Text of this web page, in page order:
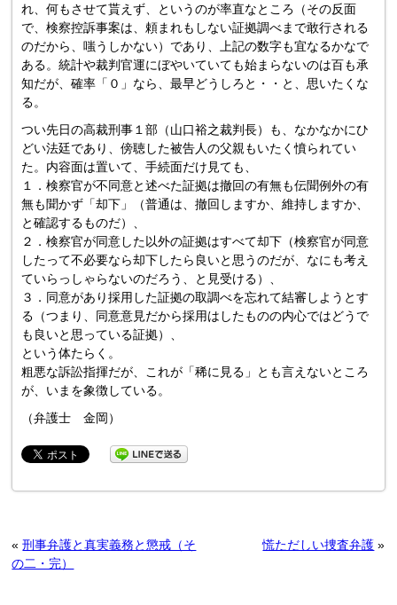
れ、何もさせて貰えず、というのが率直なところ（その反面
で、検察控訴事案は、頼まれもしない証拠調べまで敢行される
のだから、嗤うしかない）であり、上記の数字も宜なるかなで
ある。統計や裁判官運にぼやいていても始まらないのは百も承
知だが、確率「０」なら、最早どうしろと・・と、思いたくな
る。
つい先日の高裁刑事１部（山口裕之裁判長）も、なかなかにひ
どい法廷であり、傍聴した被告人の父親もいたく憤られてい
た。内容面は置いて、手続面だけ見ても、
１．検察官が不同意と述べた証拠は撤回の有無も伝聞例外の有
無も聞かず「却下」（普通は、撤回しますか、維持しますか、
と確認するものだ）、
２．検察官が同意した以外の証拠はすべて却下（検察官が同意
したって不必要なら却下したら良いと思うのだが、なにも考え
ていらっしゃらないのだろう、と見受ける）、
３．同意があり採用した証拠の取調べを忘れて結審しようとす
る（つまり、同意意見だから採用はしたものの内心ではどうで
も良いと思っている証拠）、
という体たらく。
粗悪な訴訟指揮だが、これが「稀に見る」とも言えないところ
が、いまを象徴している。
（弁護士 金岡）
«刑事弁護と真実義務と懲戒（そ
の二・完）
慌ただしい捜査弁護 »